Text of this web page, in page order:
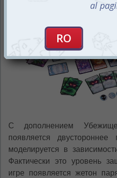
С дополнением
появляется
моделируется в
Фактически это уровень
игре появляется жетон